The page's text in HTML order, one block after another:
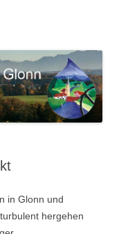
in Glonn und
hergehen